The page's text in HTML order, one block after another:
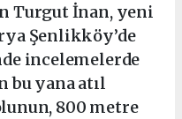
Turgut İnan, yeni
Şenlikköy’de
incelemelerde
bu yana atıl
800 metre